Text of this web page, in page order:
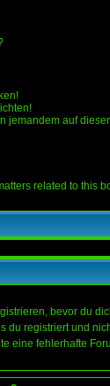
jemandem auf
related to this
bevor du
du registriert und
eine fehlerhafte